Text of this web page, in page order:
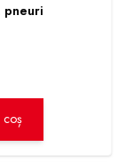
pneuri
coș